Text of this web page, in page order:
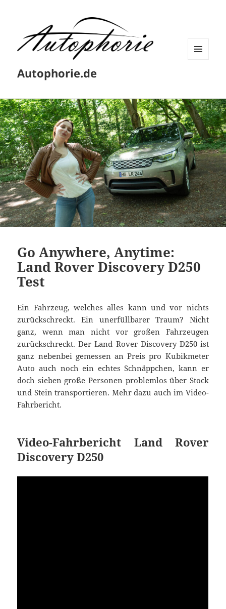
Autophorie.de
Go Anywhere, Anytime:
Land Rover Discovery D250
Test
Ein Fahrzeug, welches alles kann und vor nichts
zurückschreckt. Ein unerfüllbarer Traum? Nicht
ganz, wenn man nicht vor großen Fahrzeugen
zurückschreckt. Der Land Rover Discovery D250 ist
ganz nebenbei gemessen an Preis pro Kubikmeter
Auto auch noch ein echtes Schnäppchen, kann er
doch sieben große Personen problemlos über Stock
und Stein transportieren. Mehr dazu auch im Video-
Fahrbericht.
Video-Fahrbericht Land Rover
Discovery D250